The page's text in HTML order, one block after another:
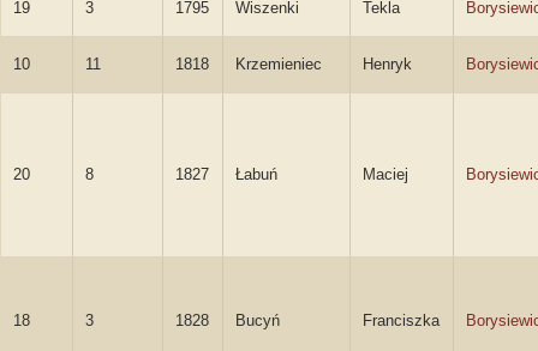
19 3 1795 Wiszenki Tekla
10 11 1818 Krzemieniec Henryk
20 8 1827 Łabuń Maciej
18 3 1828 Bucyń Franciszka